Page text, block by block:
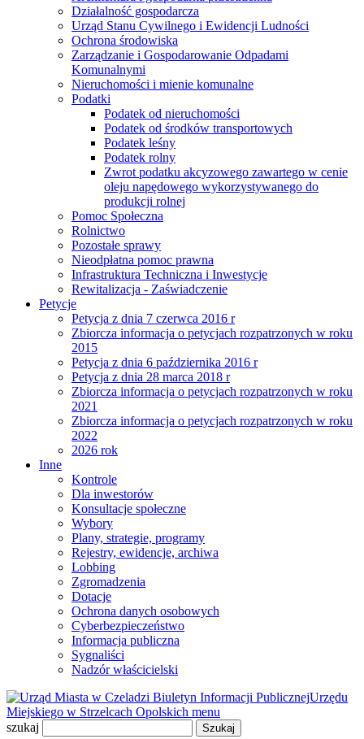
Działalność gospodarcza
Urząd Stanu Cywilnego i Ewidencji Ludności
Ochrona środowiska
Zarządzanie i Gospodarowanie Odpadami
Komunalnymi
Nieruchomości i mienie komunalne
Podatki
Podatek od nieruchomości
Podatek od środków transportowych
Podatek leśny
Podatek rolny
Zwrot podatku akcyzowego zawartego w cenie
oleju napędowego wykorzystywanego do
produkcji rolnej
Pomoc Społeczna
Rolnictwo
Pozostałe sprawy
Nieodpłatna pomoc prawna
Infrastruktura Techniczna i Inwestycje
Rewitalizacja - Zaświadczenie
Petycje
Petycja z dnia 7 czerwca 2016 r
Zbiorcza informacja o petycjach rozpatrzonych w roku
2015
Petycja z dnia 6 października 2016 r
Petycja z dnia 28 marca 2018 r
Zbiorcza informacja o petycjach rozpatrzonych w roku
2021
Zbiorcza informacja o petycjach rozpatrzonych w roku
2022
2026 rok
Inne
Kontrole
Dla inwestorów
Konsultacje społeczne
Wybory
Plany, strategie, programy
Rejestry, ewidencje, archiwa
Lobbing
Zgromadzenia
Dotacje
Ochrona danych osobowych
Cyberbezpieczeństwo
Informacja publiczna
Sygnaliści
Nadzór właścicielski
Biuletyn Informacji PublicznejUrzędu
Miejskiego w Strzelcach Opolskich menu
szukaj